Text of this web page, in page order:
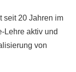
seit 20 Jahren im
Lehre aktiv und
von